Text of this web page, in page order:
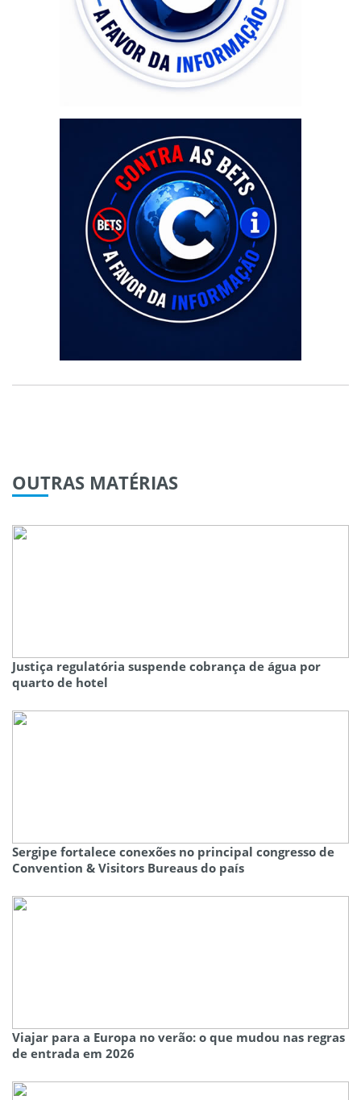
OUTRAS MATÉRIAS
Justiça regulatória suspende cobrança de água por
quarto de hotel
Sergipe fortalece conexões no principal congresso de
Convention & Visitors Bureaus do país
Viajar para a Europa no verão: o que mudou nas regras
de entrada em 2026